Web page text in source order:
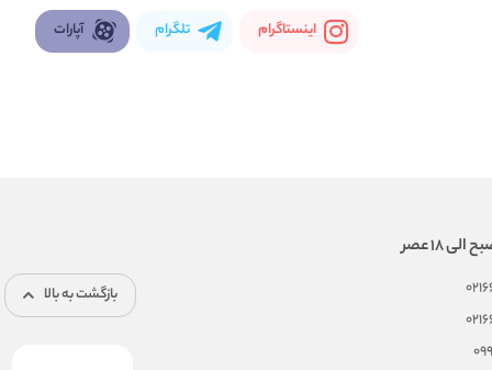
اینستاگرام تلگرام آپارات
بازگشت به بالا